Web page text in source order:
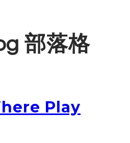
部落格
Play